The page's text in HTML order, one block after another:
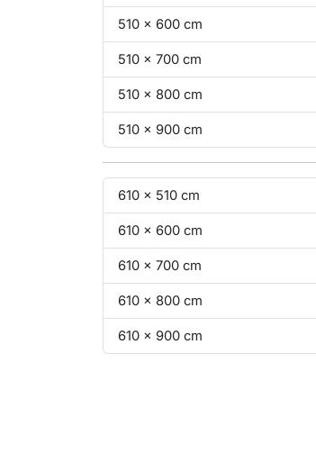
510 x 600 cm
510 x 700 cm
510 x 800 cm
510 x 900 cm
610 x 510 cm
610 x 600 cm
610 x 700 cm
610 x 800 cm
610 x 900 cm